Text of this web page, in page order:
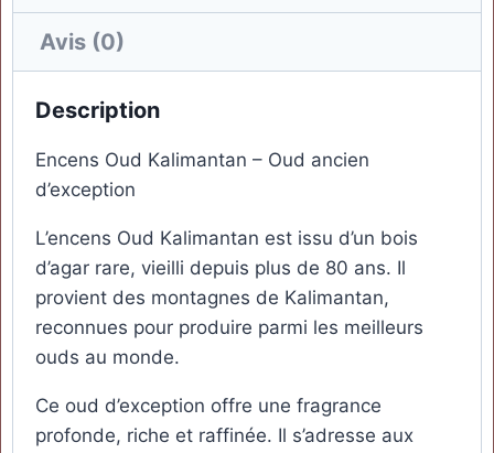
Avis (0)
Description
Encens Oud Kalimantan – Oud ancien
d’exception
L’encens Oud Kalimantan est issu d’un bois
d’agar rare, vieilli depuis plus de 80 ans. Il
provient des montagnes de Kalimantan,
reconnues pour produire parmi les meilleurs
ouds au monde.
Ce oud d’exception offre une fragrance
profonde, riche et raffinée. Il s’adresse aux